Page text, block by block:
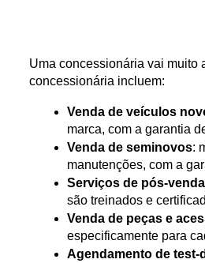
Uma concessionária vai muito
concessionária incluem:
Venda de veículos
marca, com a garantia
Venda de seminovos:
manutenções, com a
Serviços de pós-venda
são treinados e
Venda de peças e
especificamente para
Agendamento de test-